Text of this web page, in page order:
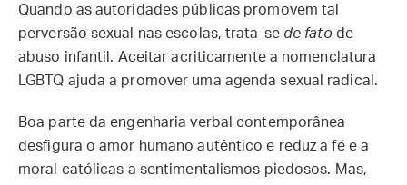
Quando as autoridades públicas promovem tal
perversão sexual nas escolas, trata-se de fato de
abuso infantil. Aceitar acriticamente a nomenclatura
LGBTQ ajuda a promover uma agenda sexual radical.
Boa parte da engenharia verbal contemporânea
desfigura o amor humano autêntico e reduz a fé e a
moral católicas a sentimentalismos piedosos. Mas,